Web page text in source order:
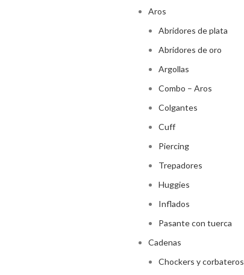
Aros
Abridores de plata
Abridores de oro
Argollas
Combo – Aros
Colgantes
Cuff
Piercing
Trepadores
Huggies
Inflados
Pasante con tuerca
Cadenas
Chockers y corbateros